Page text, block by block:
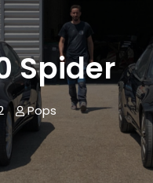
Spider
Pops